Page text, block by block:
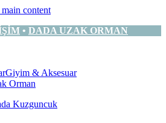
content
• DADA UZAK ORMAN
Giyim & Aksesuar
Orman